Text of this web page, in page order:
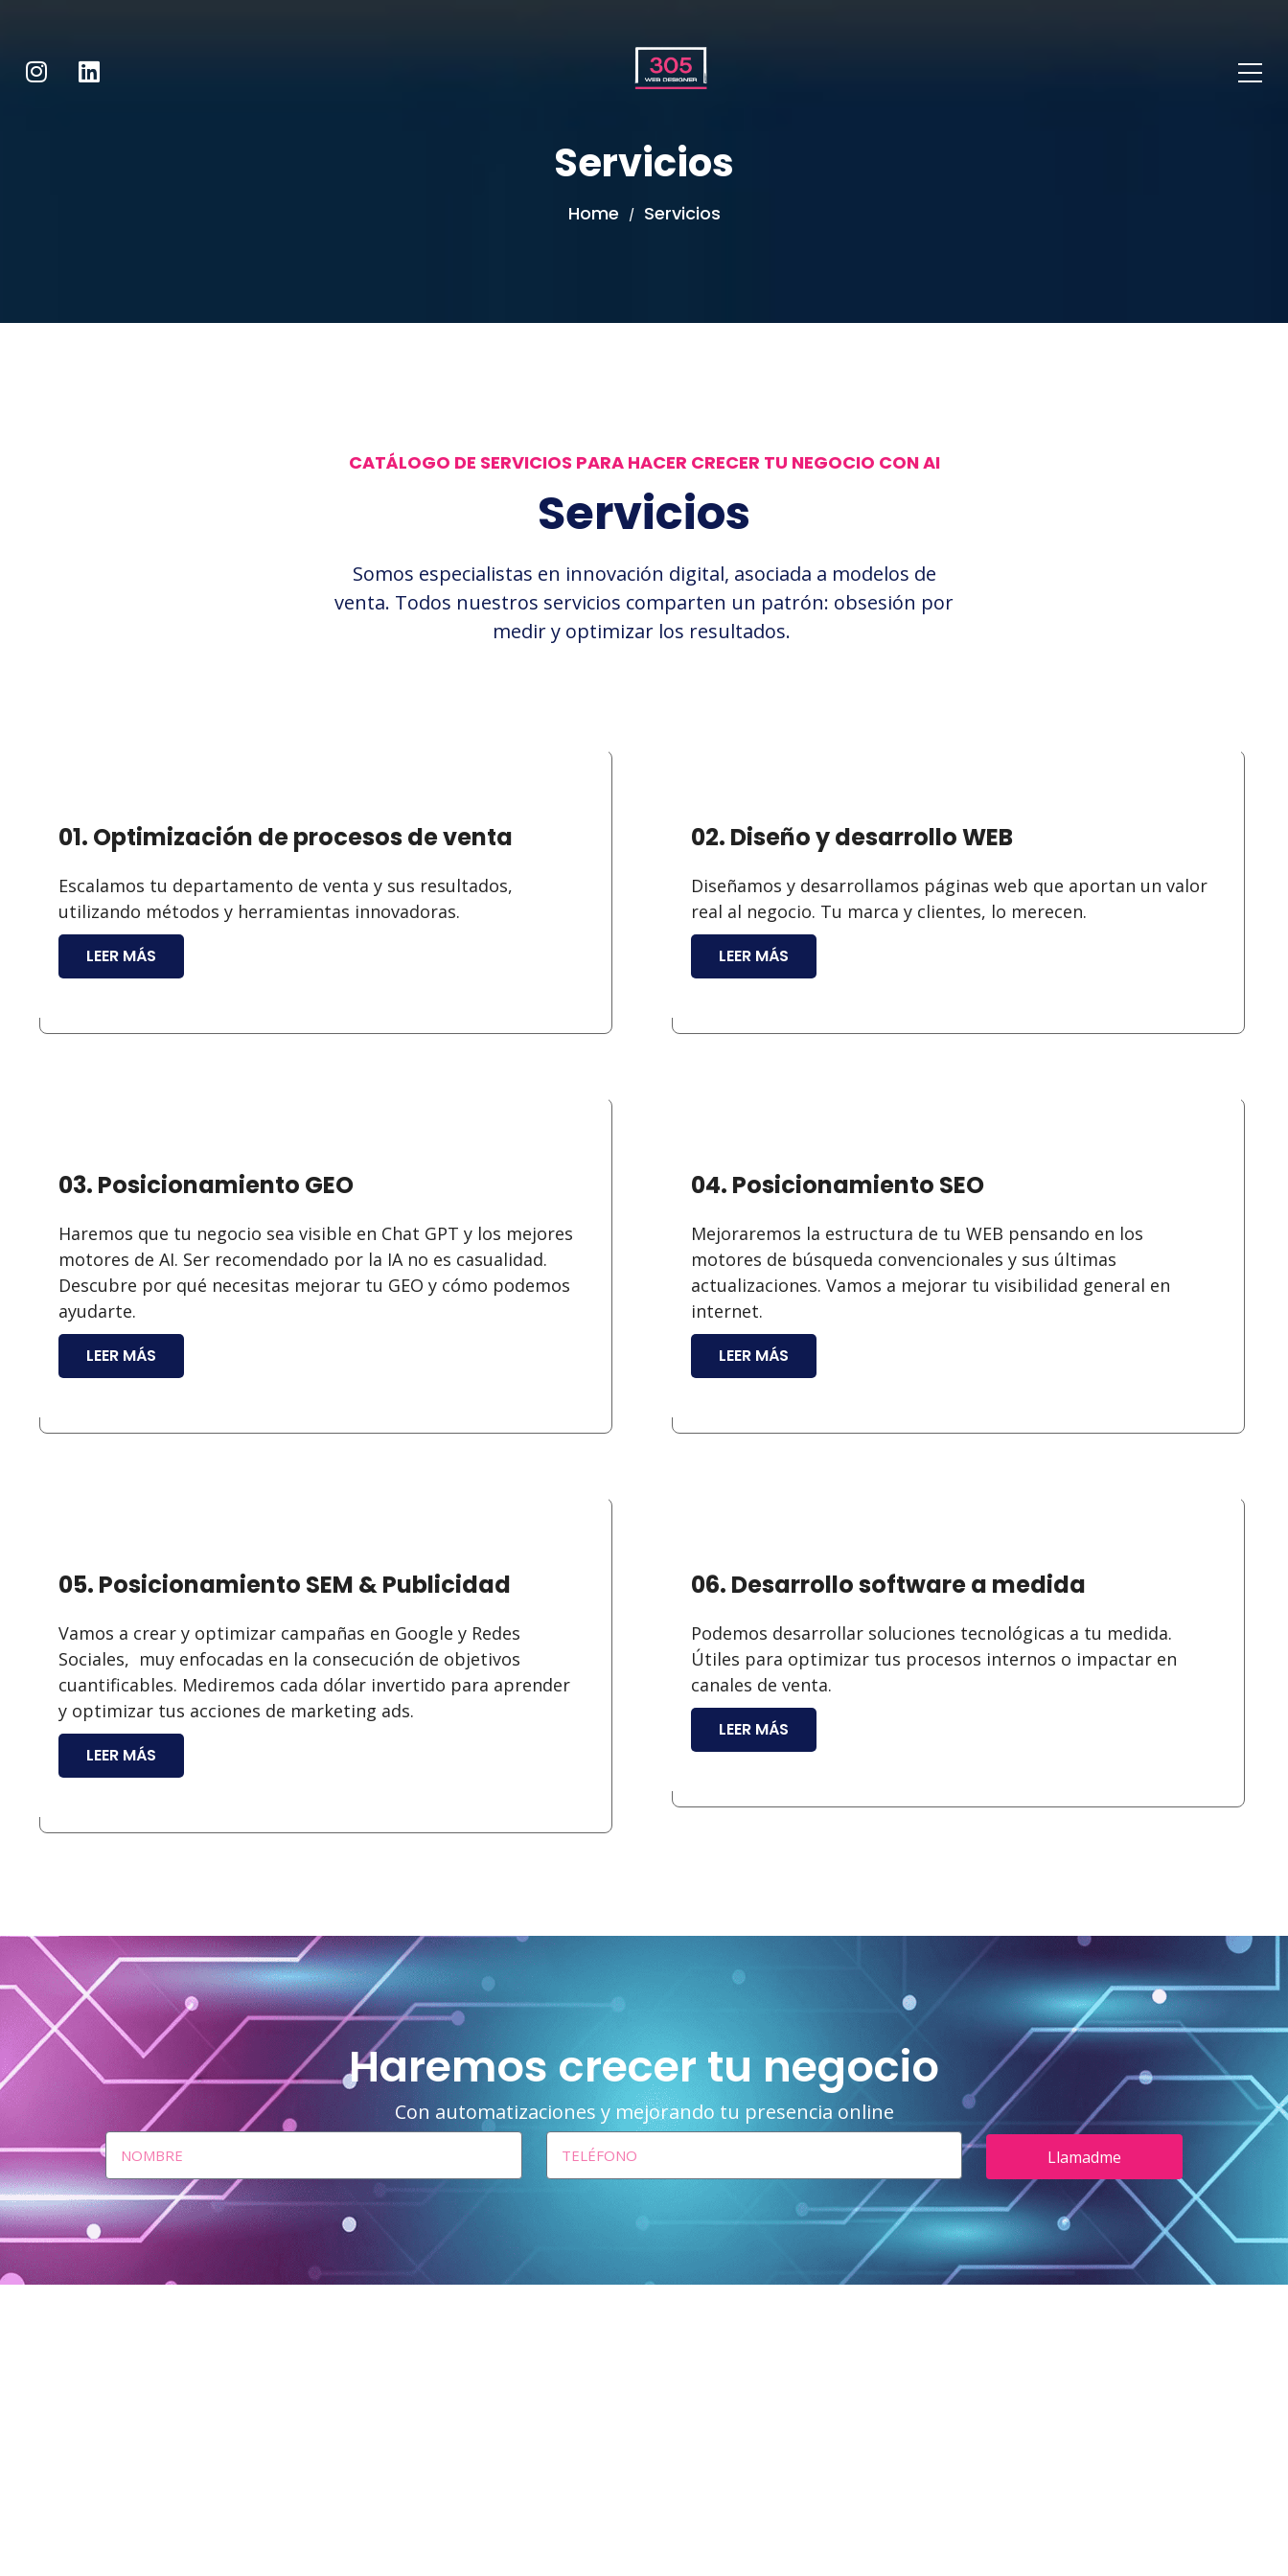
Servicios
Home / Servicios
CATÁLOGO DE SERVICIOS PARA HACER CRECER TU NEGOCIO CON AI
Servicios
Somos especialistas en innovación digital, asociada a modelos de
venta. Todos nuestros servicios comparten un patrón: obsesión por
medir y optimizar los resultados.
01. Optimización de procesos de venta
Escalamos tu departamento de venta y sus resultados,
utilizando métodos y herramientas innovadoras.
LEER MÁS
02. Diseño y desarrollo WEB
Diseñamos y desarrollamos páginas web que aportan un valor
real al negocio. Tu marca y clientes, lo merecen.
LEER MÁS
03. Posicionamiento GEO
Haremos que tu negocio sea visible en Chat GPT y los mejores
motores de AI. Ser recomendado por la IA no es casualidad.
Descubre por qué necesitas mejorar tu GEO y cómo podemos
ayudarte.
LEER MÁS
04. Posicionamiento SEO
Mejoraremos la estructura de tu WEB pensando en los
motores de búsqueda convencionales y sus últimas
actualizaciones. Vamos a mejorar tu visibilidad general en
internet.
LEER MÁS
05. Posicionamiento SEM & Publicidad
Vamos a crear y optimizar campañas en Google y Redes
Sociales, muy enfocadas en la consecución de objetivos
cuantificables. Mediremos cada dólar invertido para aprender
y optimizar tus acciones de marketing ads.
LEER MÁS
06. Desarrollo software a medida
Podemos desarrollar soluciones tecnológicas a tu medida.
Útiles para optimizar tus procesos internos o impactar en
canales de venta.
LEER MÁS
Haremos crecer tu negocio
Con automatizaciones y mejorando tu presencia online
Llamadme